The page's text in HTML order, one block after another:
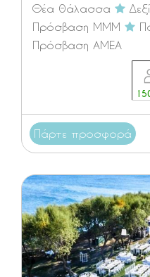
Θέα θάλασσα
Πρόσβαση ΜΜΜ
Πρόσβαση ΑΜΕΑ
Πάρτε προσφορά